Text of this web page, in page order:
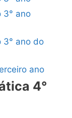
3° ano
3° ano do
ano
4°